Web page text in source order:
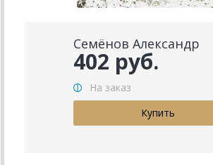
Семёнов Александр
402 руб.
На заказ